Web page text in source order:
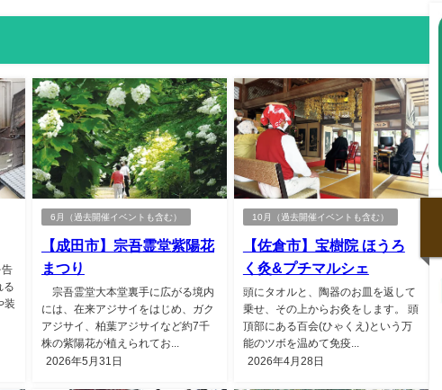
告
る
装
6月（過去開催イベントも含む）
【成田市】宗吾霊堂紫陽花
まつり
宗吾霊堂大本堂裏手に広がる境内
には、在来アジサイをはじめ、ガク
アジサイ、柏葉アジサイなど約7千
株の紫陽花が植えられてお...
2026年5月31日
10月（過去開催イベントも含む）
【佐倉市】宝樹院 ほうろ
く灸&プチマルシェ
頭にタオルと、陶器のお皿を返して
乗せ、その上からお灸をします。 頭
頂部にある百会(ひゃくえ)という万
能のツボを温めて免疫...
2026年4月28日